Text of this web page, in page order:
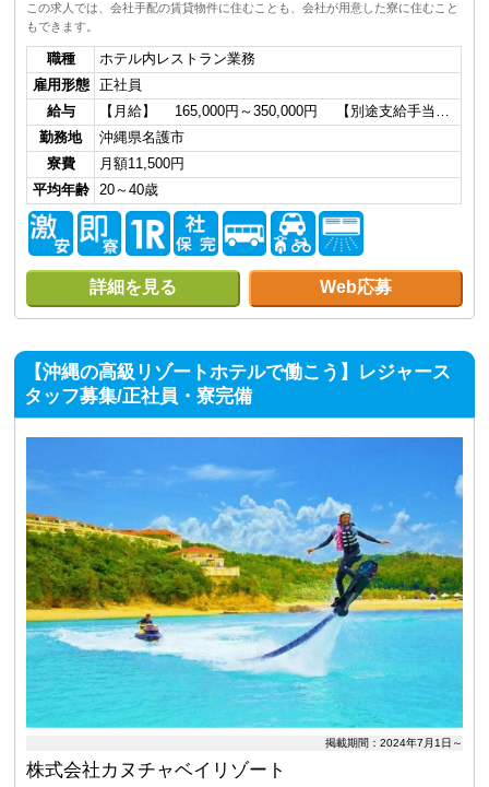
この求人では、会社手配の賃貸物件に住むことも、会社が用意した寮に住むこと
もできます。
職種
ホテル内レストラン業務
雇用形態
正社員
給与
【月給】 165,000円～350,000円 【別途支給手当…
勤務地
沖縄県名護市
寮費
月額11,500円
平均年齢
20～40歳
詳細を見る Web応募
【沖縄の高級リゾートホテルで働こう】レジャース
タッフ募集/正社員・寮完備
掲載期間：2024年7月1日～
株式会社カヌチャベイリゾート